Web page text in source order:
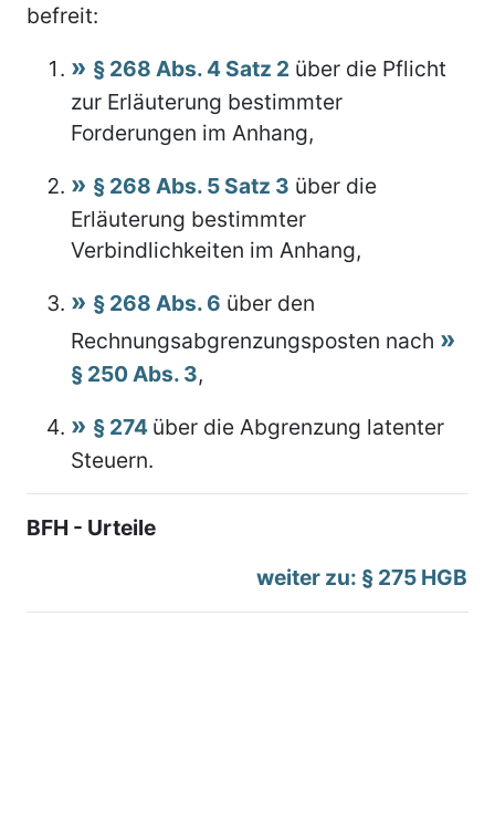
befreit:
§ 268 Abs. 4 Satz 2 über die Pflicht
zur Erläuterung bestimmter
Forderungen im Anhang,
§ 268 Abs. 5 Satz 3 über die
Erläuterung bestimmter
Verbindlichkeiten im Anhang,
§ 268 Abs. 6 über den
Rechnungsabgrenzungsposten nach
§ 250 Abs. 3,
§ 274 über die Abgrenzung latenter
Steuern.
BFH - Urteile
weiter zu: § 275 HGB